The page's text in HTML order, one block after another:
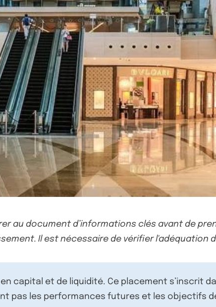
au document d’informations clés avant de
Il est nécessaire de vérifier
capital et de liquidité. Ce placement s’inscrit
pas les performances futures et les objectifs